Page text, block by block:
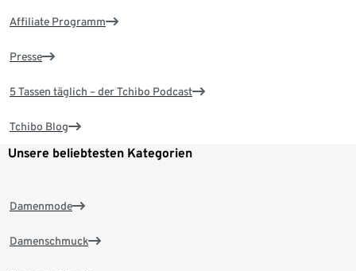
Affiliate Programm
Presse
5 Tassen täglich – der Tchibo Podcast
Tchibo Blog
Unsere beliebtesten Kategorien
Damenmode
Damenschmuck